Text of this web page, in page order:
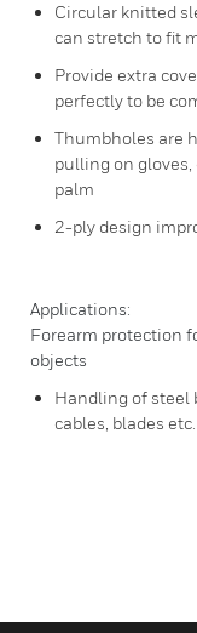
Circular knitted
can stretch to fit
Provide extra
perfectly to be
Thumbholes are
pulling on
palm
2-ply design
Applications:
Forearm protection
objects
Handling of steel
cables, blades etc.